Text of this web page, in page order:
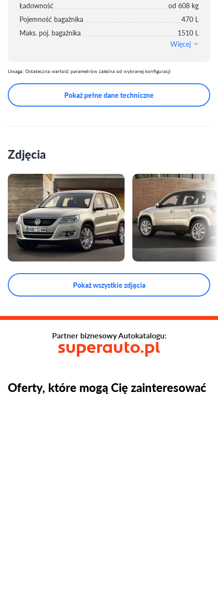
Ładowność
od 608 kg
Pojemność bagażnika
470 L
Maks. poj. bagażnika
1510 L
Więcej
Uwaga: Ostateczna wartość parametrów zależna od wybranej konfiguracji
Pokaż pełne dane techniczne
Zdjęcia
Pokaż wszystkie zdjęcia
Oferty, które mogą Cię zainteresować
Partner biznesowy Autokatalogu: